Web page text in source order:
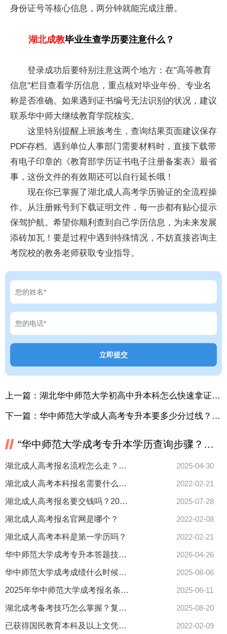
身份证号等核心信息，两分钟就能完成注册。
湖北成教毕业生查学历要注意什么？
登录成功后要特别注意这两个地方：在"高等教育
信息"栏目查看学历信息，重点核对毕业年份、专业名
称是否准确。如果遇到证书编号无法识别的状况，建议
联系华中师大继续教育学院核实。
这里特别提醒上班族考生，查询结果页面建议保存
PDF存档。遇到单位人事部门需要材料时，直接下载带
有电子印章的《教育部学历证书电子注册备案表》最省
事，这份文件的有效期还可以自行延长哦！
现在你已掌握了湖北成人高考学历验证的全流程操
作。从注册账号到下载证明文件，每一步都有贴心提示
保驾护航。希望你顺利查到自己学历信息，为未来发展
添砖加瓦！要是过程中遇到特殊情况，不妨直接咨询主
考院校的教务老师获取专业指导。
上一篇： 湖北华中师范大学初高中升本科怎么快速拿证？全攻略来了！
下一篇： 华中师范大学成人高考专升本要多少分过线？最新分数标准来了！
“华中师范大学成考专升本学历查询步骤？流程全公开！”相关推荐
湖北成人高考报名流程怎么走？审核时间全流程详解 2025-04-30
湖北成人高考本科报名需要什么学历？ 2022-02-21
湖北成人高考报名要交钱吗？2025年缴费方法看这里 2025-07-28
湖北成人高考报名官网是哪个？ 2022-02-08
湖北成人高考本科是第一学历吗？ 2022-02-21
华中师范大学成考专升本答题技巧有哪些？如何提升答题效率？ 2026-04-26
华中师范大学成考成绩什么时候出？查询时间已出！ 2025-08-06
2025年华中师范大学成考报名条件有哪些？速看最新要求！ 2025-06-11
湖北成考备考技巧怎么掌握？复习时间如何规划？ 2025-08-20
已获得国民教育本科及以上文凭，还可以报考湖北成人高考吗？ 2022-02-09